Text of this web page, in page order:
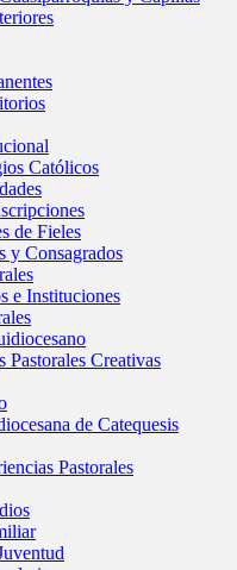
Católicos
de Fieles
y Consagrados
e Instituciones
Pastorales Creativas
de Catequesis
Pastorales